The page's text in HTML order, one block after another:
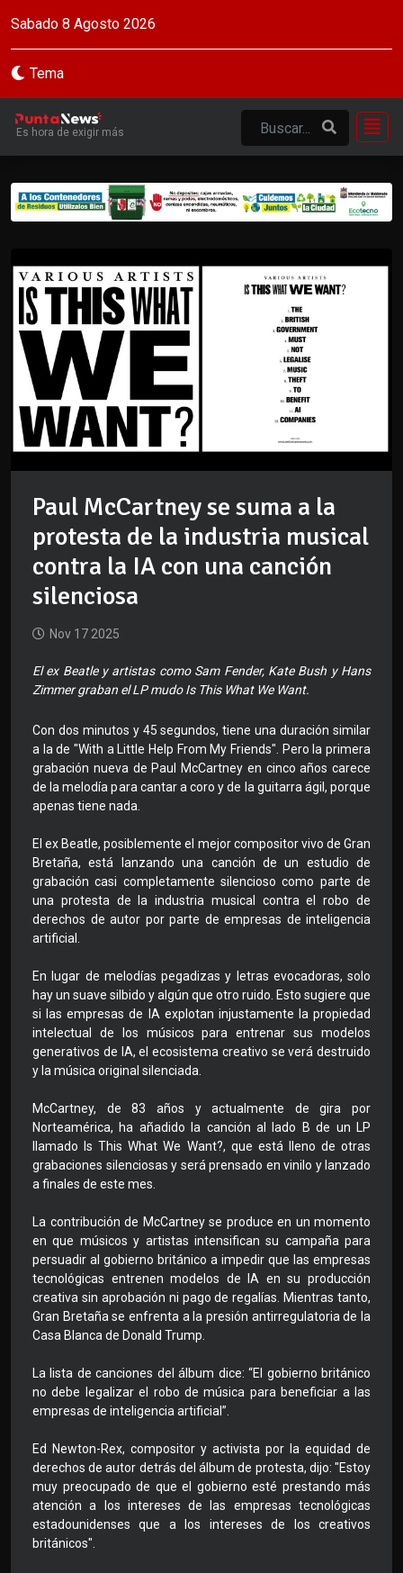
Sabado 8 Agosto 2026
Tema
Es hora de exigir más
Paul McCartney se suma a la
protesta de la industria musical
contra la IA con una canción
silenciosa
Nov 17 2025
El ex Beatle y artistas como Sam Fender, Kate Bush y Hans
Zimmer graban el LP mudo Is This What We Want.
Con dos minutos y 45 segundos, tiene una duración similar
a la de "With a Little Help From My Friends". Pero la primera
grabación nueva de Paul McCartney en cinco años carece
de la melodía para cantar a coro y de la guitarra ágil, porque
apenas tiene nada.
El ex Beatle, posiblemente el mejor compositor vivo de Gran
Bretaña, está lanzando una canción de un estudio de
grabación casi completamente silencioso como parte de
una protesta de la industria musical contra el robo de
derechos de autor por parte de empresas de inteligencia
artificial.
En lugar de melodías pegadizas y letras evocadoras, solo
hay un suave silbido y algún que otro ruido. Esto sugiere que
si las empresas de IA explotan injustamente la propiedad
intelectual de los músicos para entrenar sus modelos
generativos de IA, el ecosistema creativo se verá destruido
y la música original silenciada.
McCartney, de 83 años y actualmente de gira por
Norteamérica, ha añadido la canción al lado B de un LP
llamado Is This What We Want?, que está lleno de otras
grabaciones silenciosas y será prensado en vinilo y lanzado
a finales de este mes.
La contribución de McCartney se produce en un momento
en que músicos y artistas intensifican su campaña para
persuadir al gobierno británico a impedir que las empresas
tecnológicas entrenen modelos de IA en su producción
creativa sin aprobación ni pago de regalías. Mientras tanto,
Gran Bretaña se enfrenta a la presión antirregulatoria de la
Casa Blanca de Donald Trump.
La lista de canciones del álbum dice: “El gobierno británico
no debe legalizar el robo de música para beneficiar a las
empresas de inteligencia artificial”.
Ed Newton-Rex, compositor y activista por la equidad de
derechos de autor detrás del álbum de protesta, dijo: "Estoy
muy preocupado de que el gobierno esté prestando más
atención a los intereses de las empresas tecnológicas
estadounidenses que a los intereses de los creativos
británicos".